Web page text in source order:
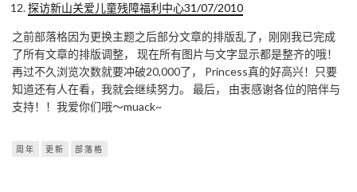
探访新山关爱儿童残障福利中心31/07/2010
之前部落格因为更换主题之后部分文章的排版乱了，刚刚我已完成
了所有文章的排版调整， 现在所有图片与文字显示都是整齐的哦！
再过不久浏览次数就要冲破20,000了， Princess真的好高兴！只要
知道还有人在看，我就会继续努力。 最后， 由衷感谢各位的陪伴与
支持！！我爱你们哦～muack~
周年 更新 部落格